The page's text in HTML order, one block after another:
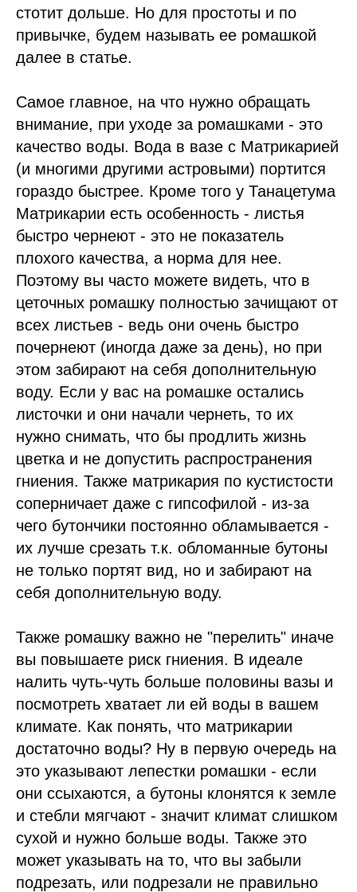
стотит дольше. Но для простоты и по
привычке, будем называть ее ромашкой
далее в статье.
Самое главное, на что нужно обращать
внимание, при уходе за ромашками - это
качество воды. Вода в вазе с Матрикарией
(и многими другими астровыми) портится
гораздо быстрее. Кроме того у Танацетума
Матрикарии есть особенность - листья
быстро чернеют - это не показатель
плохого качества, а норма для нее.
Поэтому вы часто можете видеть, что в
цеточных ромашку полностью зачищают от
всех листьев - ведь они очень быстро
почернеют (иногда даже за день), но при
этом забирают на себя дополнительную
воду. Если у вас на ромашке остались
листочки и они начали чернеть, то их
нужно снимать, что бы продлить жизнь
цветка и не допустить распространения
гниения. Также матрикария по кустистости
соперничает даже с гипсофилой - из-за
чего бутончики постоянно обламывается -
их лучше срезать т.к. обломанные бутоны
не только портят вид, но и забирают на
себя дополнительную воду.
Также ромашку важно не "перелить" иначе
вы повышаете риск гниения. В идеале
налить чуть-чуть больше половины вазы и
посмотреть хватает ли ей воды в вашем
климате. Как понять, что матрикарии
достаточно воды? Ну в первую очередь на
это указывают лепестки ромашки - если
они ссыхаются, а бутоны клонятся к земле
и стебли мягчают - значит климат слишком
сухой и нужно больше воды. Также это
может указывать на то, что вы забыли
подрезать, или подрезали не правильно